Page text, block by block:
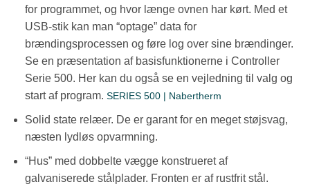
for programmet, og hvor længe ovnen har kørt. Med et
USB-stik kan man “optage” data for
brændingsprocessen og føre log over sine brændinger.
Se en præsentation af basisfunktionerne i Controller
Serie 500. Her kan du også se en vejledning til valg og
start af program. SERIES 500 | Nabertherm
Solid state relæer. De er garant for en meget støjsvag,
næsten lydløs opvarmning.
“Hus” med dobbelte vægge konstrueret af
galvaniserede stålplader. Fronten er af rustfrit stål.